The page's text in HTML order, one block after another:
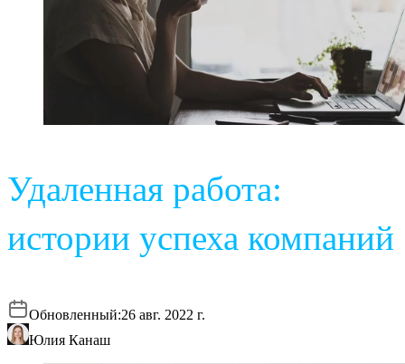
Удаленная работа:
истории успеха компаний
Обновленный:26 авг. 2022 г.
Юлия Канаш